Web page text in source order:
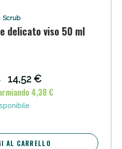
Scrub
delicato viso 50 ml
14,52 €
4,38 €
AL CARRELLO